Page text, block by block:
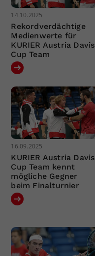
14.10.2025
Rekordverdächtige
Medienwerte für
KURIER Austria Davis
Cup Team
16.09.2025
KURIER Austria Davis
Cup Team kennt
mögliche Gegner
beim Finalturnier